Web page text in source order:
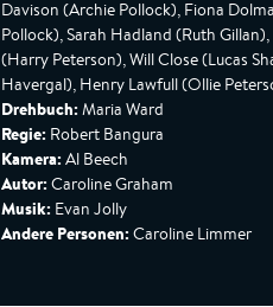
Davison (Archie Pollock), Fiona
Pollock), Sarah Hadland (Ruth
(Harry Peterson), Will Close (Lucas
Havergal), Henry Lawfull (Ollie
Drehbuch: Maria Ward
Regie: Robert Bangura
Kamera: Al Beech
Autor: Caroline Graham
Musik: Evan Jolly
Andere Personen: Caroline Limmer